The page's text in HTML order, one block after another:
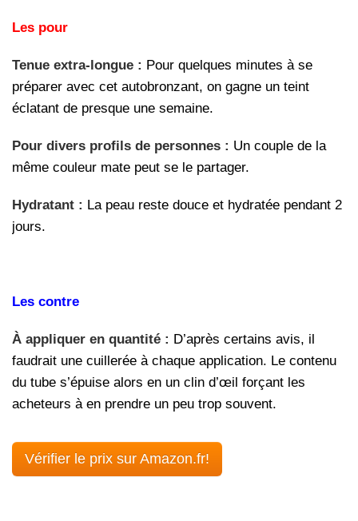
Les pour
Tenue extra-longue : Pour quelques minutes à se
préparer avec cet autobronzant, on gagne un teint
éclatant de presque une semaine.
Pour divers profils de personnes : Un couple de la
même couleur mate peut se le partager.
Hydratant : La peau reste douce et hydratée pendant 2
jours.
Les contre
À appliquer en quantité : D’après certains avis, il
faudrait une cuillerée à chaque application. Le contenu
du tube s’épuise alors en un clin d’œil forçant les
acheteurs à en prendre un peu trop souvent.
Vérifier le prix sur Amazon.fr!